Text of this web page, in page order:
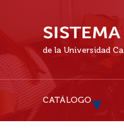
de la Universidad
CATÁLOGO